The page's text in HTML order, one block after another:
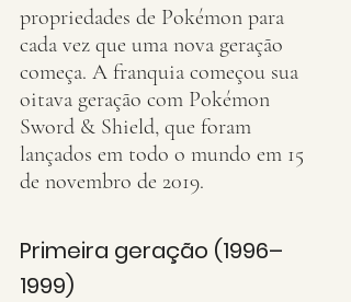
propriedades de Pokémon para
cada vez que uma nova geração
começa. A franquia começou sua
oitava geração com Pokémon
Sword & Shield, que foram
lançados em todo o mundo em 15
de novembro de 2019.
Primeira geração (1996–
1999)